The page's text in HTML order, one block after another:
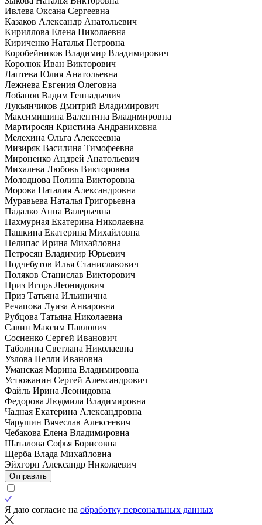
Ивлева Оксана Сергеевна
Казаков Александр Анатольевич
Кириллова Елена Николаевна
Кириченко Наталья Петровна
Коробейников Владимир Владимирович
Королюк Иван Викторович
Лаптева Юлия Анатольевна
Лежнева Евгения Олеговна
Лобанов Вадим Геннадьевич
Лукьянчиков Дмитрий Владимирович
Максимишина Валентина Владимировна
Мартиросян Кристина Андраниковна
Мелехина Ольга Алексеевна
Мизиряк Василина Тимофеевна
Мироненко Андрей Анатольевич
Михалева Любовь Викторовна
Молодцова Полина Викторовна
Морова Наталия Александровна
Муравьева Наталья Григорьевна
Падалко Анна Валерьевна
Пахмурная Екатерина Николаевна
Пашкина Екатерина Михайловна
Пелипас Ирина Михайловна
Петросян Владимир Юрьевич
Подчебутов Илья Станиславович
Поляков Станислав Викторович
Приз Игорь Леонидович
Приз Татьяна Ильинична
Речапова Луиза Анваровна
Рубцова Татьяна Николаевна
Савин Максим Павлович
Сосненко Сергей Иванович
Таболина Светлана Николаевна
Узлова Нелли Ивановна
Уманская Марина Владимировна
Устюжанин Сергей Александрович
Файль Ирина Леонидовна
Федорова Людмила Владимировна
Чадная Екатерина Александровна
Чарушин Вячеслав Алексеевич
Чебакова Елена Владимировна
Шаталова Софья Борисовна
Щерба Влада Михайловна
Эйхгорн Александр Николаевич
Отправить
Я даю согласие на обработку персональных данных